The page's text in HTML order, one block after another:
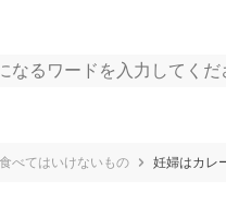
べてはいけないもの 妊婦はカレ